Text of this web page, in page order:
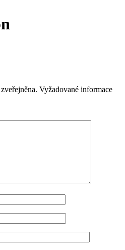
Vyžadované informace